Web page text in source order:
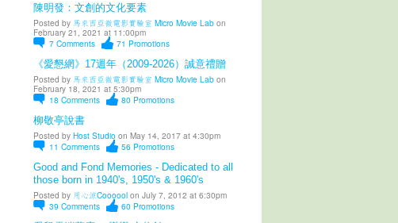
陳明發：文創的文化要素
Posted by 馬來西亞微電影實驗室 Micro Movie Labon
February 21, 2021 at 11:00pm
7 Comments 71 Promotions
《愛懇網》17週年（2009-2026）誠意禮贈
Posted by 馬來西亞微電影實驗室 Micro Movie Labon
February 18, 2021 at 5:30pm
18 Comments 80 Promotions
柳敬亭說書
Posted by Host Studioon May 14, 2017 at 4:30pm
11 Comments 56 Promotions
Good and Fond Memories - Dedicated to all
those born in 1940's, 1950's & 1960's
Posted by 用心涼Cooooolon July 7, 2012 at 6:30pm
39 Comments 60 Promotions